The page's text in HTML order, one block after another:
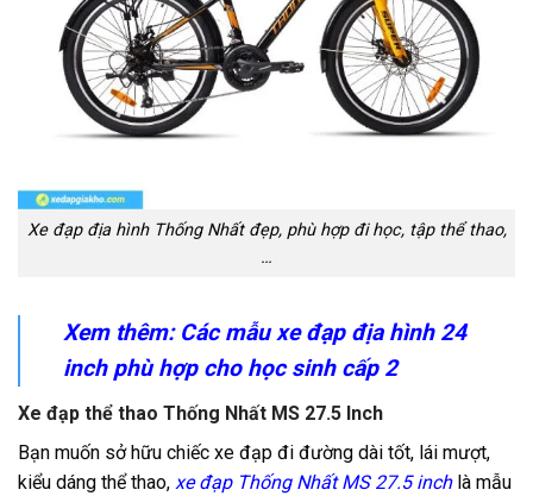
Xe đạp địa hình Thống Nhất đẹp, phù hợp đi học, tập thể thao,
…
Xem thêm: Các mẫuxe đạp địa hình 24
inchphù hợp cho học sinh cấp 2
Xe đạp thể thao Thống Nhất MS 27.5 Inch
Bạn muốn sở hữu chiếc xe đạp đi đường dài tốt, lái mượt,
kiểu dáng thể thao, xe đạp Thống Nhất MS 27.5 inchlà mẫu